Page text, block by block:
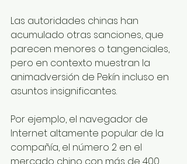
Las autoridades chinas han
acumulado otras sanciones, que
parecen menores o tangenciales,
pero en contexto muestran la
animadversión de Pekín incluso en
asuntos insignificantes.
Por ejemplo, el navegador de
Internet altamente popular de la
compañía, el número 2 en el
mercado chino con más de 400